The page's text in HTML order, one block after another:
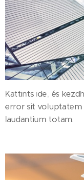
Kattints ide, és
error sit voluptatem
laudantium totam.